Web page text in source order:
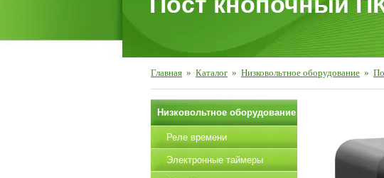
Главная » Каталог » Низковольтное оборудование »
Низковольтное оборудование
Реле времени
Электронные таймеры